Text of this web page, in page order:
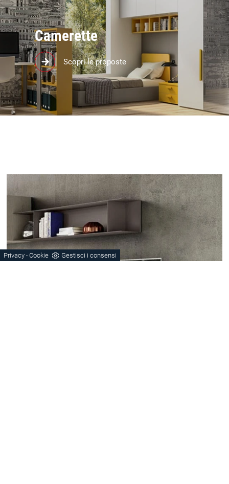
Camerette
Materiali ecologici, mobili belli e sicuri per la
cameretta in cui cresceranno i tuoi bambini!
Scopri le proposte
Privacy - Cookie Gestisci i consensi